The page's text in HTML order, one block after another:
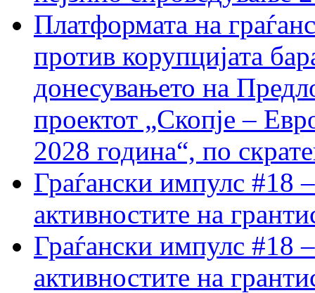
Платформата на
против корупцијата
донесувањето на
проектот „Скопје –
2028 година“, по
Граѓански импулс #18
активностите на
Граѓански импулс #18
активностите на